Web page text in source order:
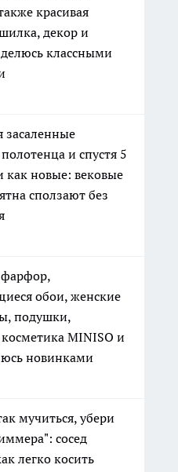
красивая
декор и
классными
засаленные
и спустя 5
как новые: вековые
сползают без
обои, женские
подушки,
косметика MINISO и
новинками
мучиться, убери
сосед
легко косить